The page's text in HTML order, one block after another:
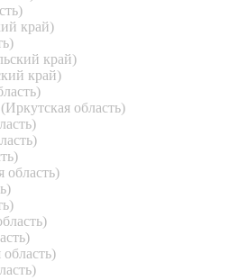
край)
край)
край)
(Иркутская область)
область)